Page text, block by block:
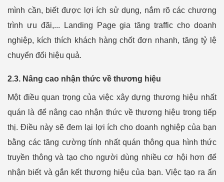
mình cần, biết được lợi ích sử dụng, nắm rõ các chương
trình ưu đãi,... Landing Page gia tăng traffic cho doanh
nghiệp, kích thích khách hàng chốt đơn nhanh, tăng tỷ lệ
chuyển đổi hiệu quả.
2.3. Nâng cao nhận thức về thương hiệu
Một điều quan trọng của việc xây dựng thương hiệu nhất
quán là để nâng cao nhận thức về thương hiệu trong tiếp
thị. Điều này sẽ đem lại lợi ích cho doanh nghiệp của bạn
bằng các tăng cường tính nhất quán thông qua hình thức
truyền thông và tạo cho người dùng nhiều cơ hội hơn để
nhận biết và gắn kết thương hiệu của bạn. Việc tạo ra ấn